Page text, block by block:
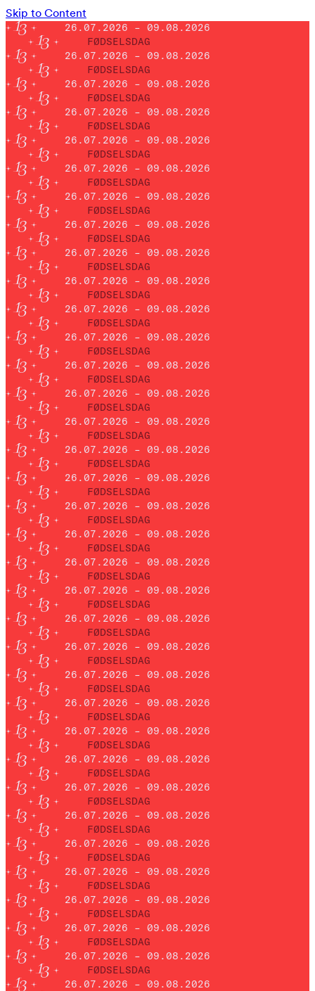
Skip to Content
26.07.2026 – 09.08.2026
FØDSELSDAG
26.07.2026 – 09.08.2026
FØDSELSDAG
26.07.2026 – 09.08.2026
FØDSELSDAG
26.07.2026 – 09.08.2026
FØDSELSDAG
26.07.2026 – 09.08.2026
FØDSELSDAG
26.07.2026 – 09.08.2026
FØDSELSDAG
26.07.2026 – 09.08.2026
FØDSELSDAG
26.07.2026 – 09.08.2026
FØDSELSDAG
26.07.2026 – 09.08.2026
FØDSELSDAG
26.07.2026 – 09.08.2026
FØDSELSDAG
26.07.2026 – 09.08.2026
FØDSELSDAG
26.07.2026 – 09.08.2026
FØDSELSDAG
26.07.2026 – 09.08.2026
FØDSELSDAG
26.07.2026 – 09.08.2026
FØDSELSDAG
26.07.2026 – 09.08.2026
FØDSELSDAG
26.07.2026 – 09.08.2026
FØDSELSDAG
26.07.2026 – 09.08.2026
FØDSELSDAG
26.07.2026 – 09.08.2026
FØDSELSDAG
26.07.2026 – 09.08.2026
FØDSELSDAG
26.07.2026 – 09.08.2026
FØDSELSDAG
26.07.2026 – 09.08.2026
FØDSELSDAG
26.07.2026 – 09.08.2026
FØDSELSDAG
26.07.2026 – 09.08.2026
FØDSELSDAG
26.07.2026 – 09.08.2026
FØDSELSDAG
26.07.2026 – 09.08.2026
FØDSELSDAG
26.07.2026 – 09.08.2026
FØDSELSDAG
26.07.2026 – 09.08.2026
FØDSELSDAG
26.07.2026 – 09.08.2026
FØDSELSDAG
26.07.2026 – 09.08.2026
FØDSELSDAG
26.07.2026 – 09.08.2026
FØDSELSDAG
26.07.2026 – 09.08.2026
FØDSELSDAG
26.07.2026 – 09.08.2026
FØDSELSDAG
26.07.2026 – 09.08.2026
FØDSELSDAG
26.07.2026 – 09.08.2026
FØDSELSDAG
26.07.2026 – 09.08.2026